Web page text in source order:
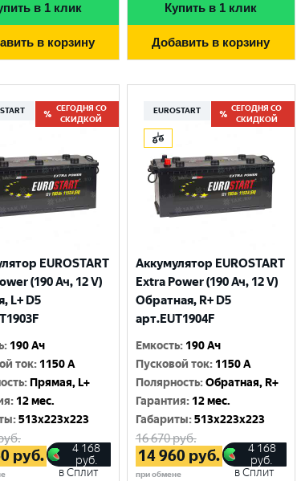
в 1 клик
в корзину
Купить в 1 клик
Добавить в корзину
СЕГОДНЯ СО
СКИДКОЙ
EUROSTART
(190 Ач, 12 V)
L+ D5
: 190 Ач
ток: 1150 A
: Прямая, L+
: 12 мес.
:513x223x223
руб.
4 168
руб.
в Сплит
EUROSTART
СЕГОДНЯ СО
СКИДКОЙ
Аккумулятор EUROSTART
Extra Power (190 Ач, 12 V)
Обратная, R+ D5
арт.EUT1904F
Емкость: 190 Ач
Пусковой ток: 1150 A
Полярность:Обратная, R+
Гарантия: 12 мес.
Габариты:513x223x223
16 670руб.
14 960 руб.
при обмене
4 168
руб.
в Сплит
Выберите ваш город
Гатчина
Москва
Смоленск